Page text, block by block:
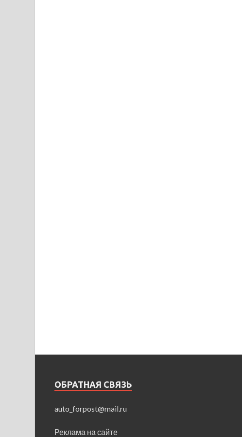
ОБРАТНАЯ СВЯЗЬ
auto_forpost@mail.ru
Реклама на сайте